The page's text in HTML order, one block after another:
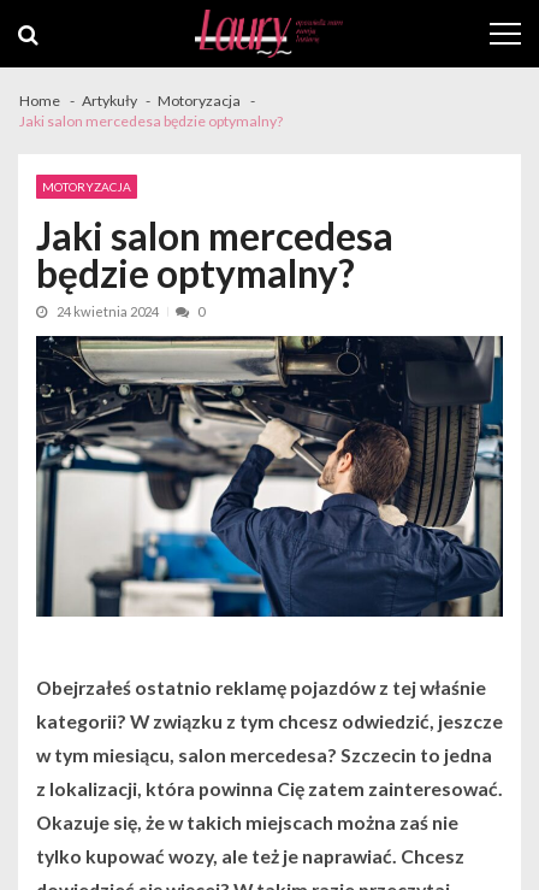
navigation
content
Home Artykuły
Motoryzacja
Jaki salon mercedesa będzie optymalny?
MOTORYZACJA
Jaki salon mercedesa
będzie optymalny?
24 kwietnia 2024 0
Obejrzałeś ostatnio reklamę pojazdów z tej właśnie
kategorii? W związku z tym chcesz odwiedzić, jeszcze
w tym miesiącu, salon mercedesa? Szczecin to jedna
z lokalizacji, która powinna Cię zatem zainteresować.
Okazuje się, że w takich miejscach można zaś nie
tylko kupować wozy, ale też je naprawiać. Chcesz